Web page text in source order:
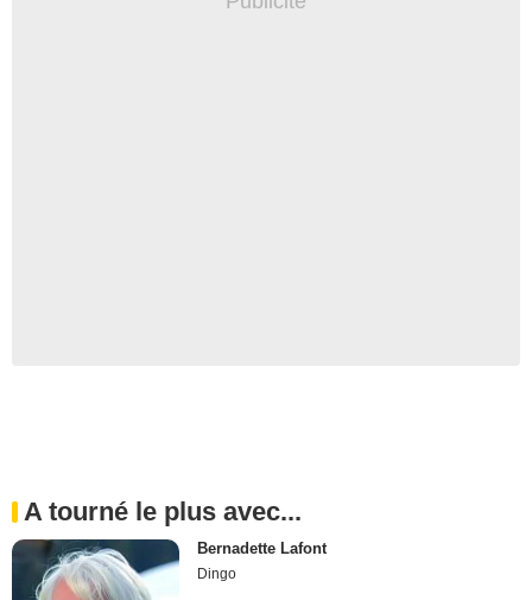
A tourné le plus avec...
Bernadette Lafont
Dingo